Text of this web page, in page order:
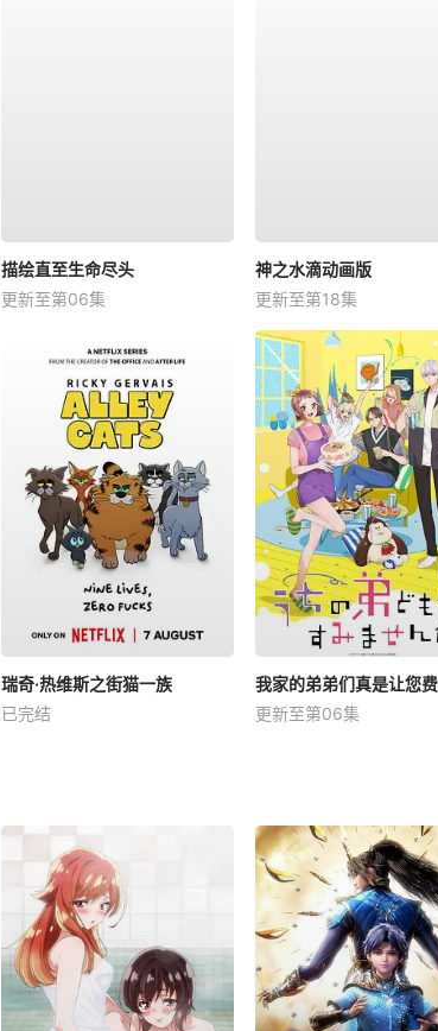
描绘直至生命尽头
更新至第06集
神之水滴动画版
更新至第18集
瑞奇·热维斯之街猫一族
已完结
我家的弟弟们真是让您
更新至第06集